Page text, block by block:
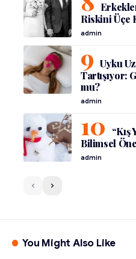
Riskini Üçe
admin
Uyku
Tartışıyor:
mu?
admin
Bilimsel
admin
You Might Also Like